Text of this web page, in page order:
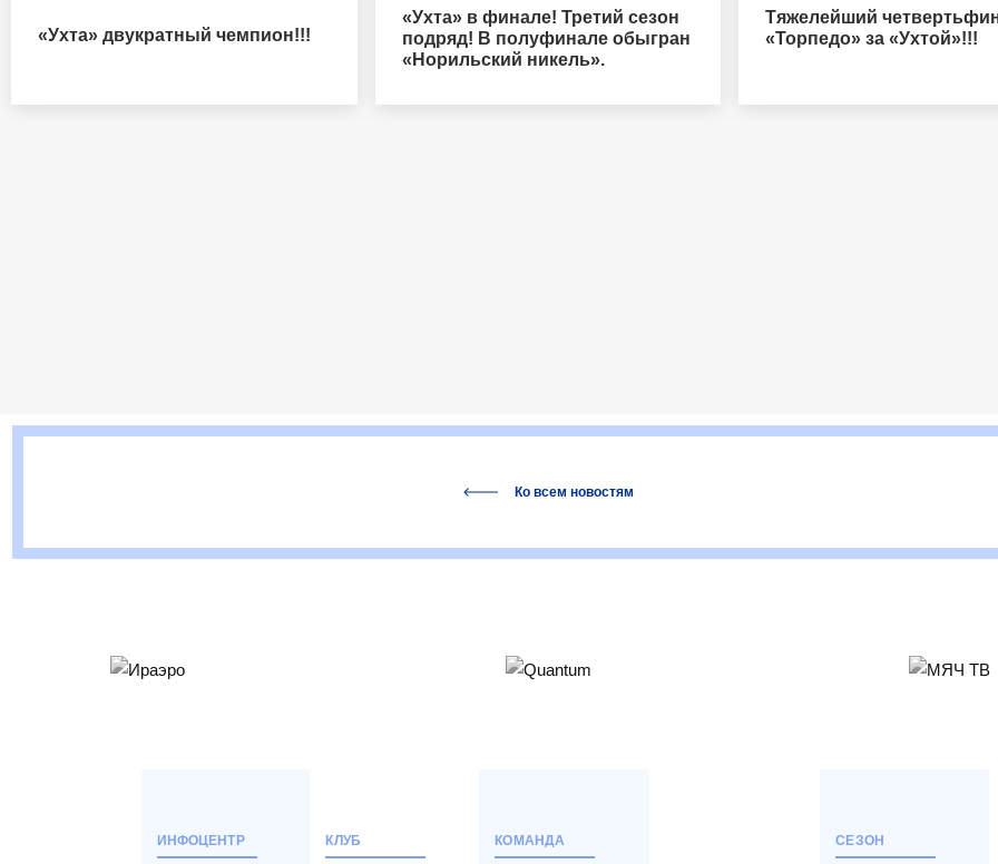
«Ухта» двукратный чемпион!!!
«Ухта» в финале! Третий сезон
подряд! В полуфинале обыгран
«Норильский никель».
Тяжелейший
«Торпедо» за «Ухтой»!!!
Ко всем новостям
ИНФОЦЕНТР КЛУБ КОМАНДА СЕЗОН